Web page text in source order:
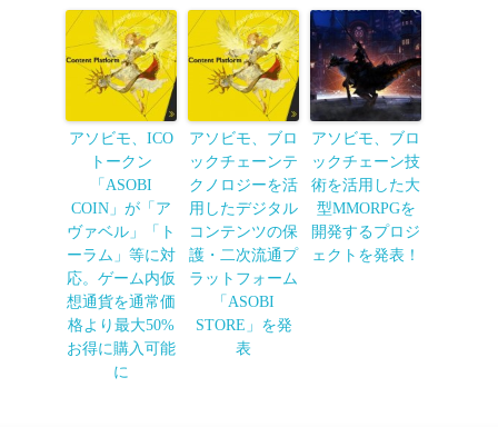
アソビモ、ICO
トークン
「ASOBI
COIN」が「ア
ヴァベル」「ト
ーラム」等に対
応。ゲーム内仮
想通貨を通常価
格より最大50%
お得に購入可能
に
アソビモ、ブロ
ックチェーンテ
クノロジーを活
用したデジタル
コンテンツの保
護・二次流通プ
ラットフォーム
「ASOBI
STORE」を発
表
アソビモ、ブロ
ックチェーン技
術を活用した大
型MMORPGを
開発するプロジ
ェクトを発表！